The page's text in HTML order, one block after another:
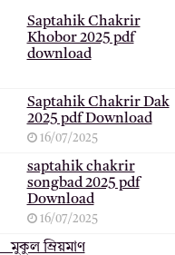
Saptahik Chakrir
Khobor 2025 pdf
download
Saptahik Chakrir Dak
2025 pdf Download
16/07/2025
saptahik chakrir
songbad 2025 pdf
Download
16/07/2025
মুকুল ম্রিয়মাণ